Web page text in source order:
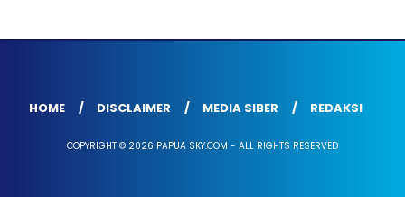
HOME DISCLAIMER MEDIA SIBER REDAKSI
COPYRIGHT © 2026 PAPUA SKY.COM - ALL RIGHTS RESERVED